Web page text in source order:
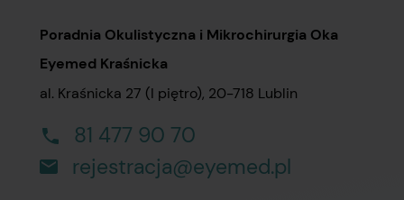
Poradnia Okulistyczna i Mikrochirurgia Oka
Eyemed Kraśnicka
al. Kraśnicka 27 (I piętro), 20-718 Lublin
81 477 90 70
rejestracja@eyemed.pl